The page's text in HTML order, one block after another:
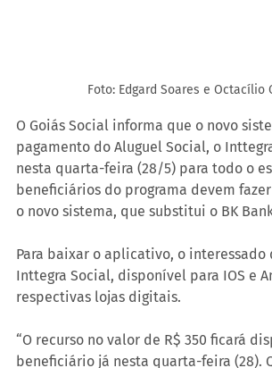
Foto: Edgard Soares e Octacílio
O Goiás Social informa que o novo
pagamento do Aluguel Social, o
nesta quarta-feira (28/5) para todo o
beneficiários do programa devem
o novo sistema, que substitui o BK
Para baixar o aplicativo, o interessado
Inttegra Social, disponível para IOS e
respectivas lojas digitais.
“O recurso no valor de R$ 350 ficará
beneficiário já nesta quarta-feira (28).